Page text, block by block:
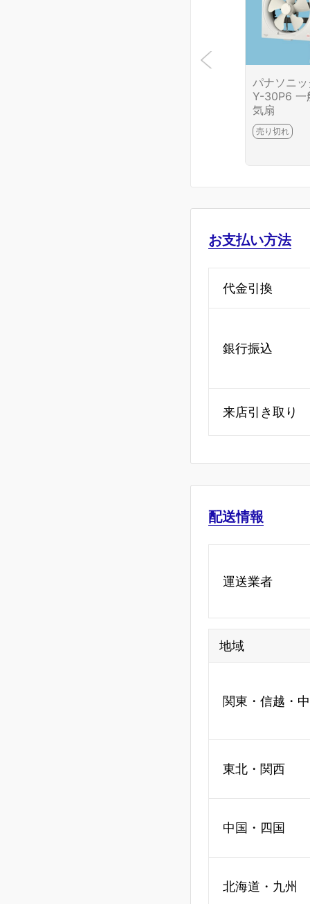
パナソニ
Y-30P6 一
気扇
売り切れ
お支払い方法
代金引換
銀行振込
来店引き取り
配送情報
運送業者
地域
関東・信越・
東北・関西
中国・四国
北海道・九州